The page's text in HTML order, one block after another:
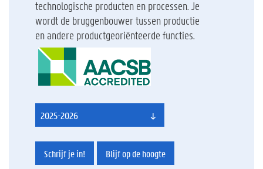
technologische producten en processen. Je
wordt de bruggenbouwer tussen productie
en andere productgeoriënteerde functies.
2025-2026
Schrijf je in! Blijf op de hoogte